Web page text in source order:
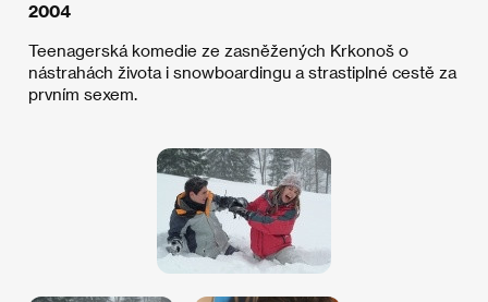
2004
Teenagerská komedie ze zasněžených Krkonoš o
nástrahách života i snowboardingu a strastiplné cestě za
prvním sexem.